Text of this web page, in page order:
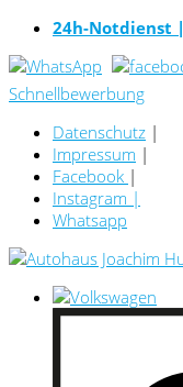
24h-Notdienst |
Schnellbewerbung
Datenschutz |
Impressum |
Facebook |
Instagram |
Whatsapp